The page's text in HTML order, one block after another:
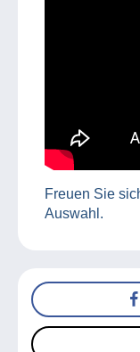
Freuen Sie
Auswahl.